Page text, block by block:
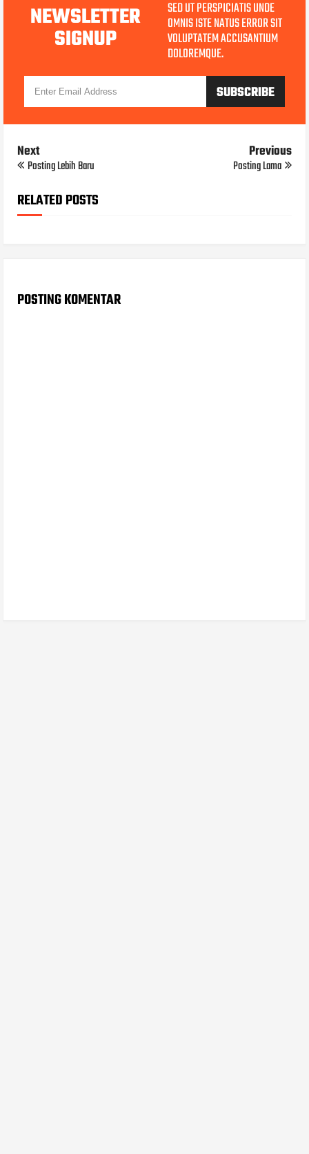
NEWSLETTER
SIGNUP
SED UT PERSPICIATIS UNDE
OMNIS ISTE NATUS ERROR SIT
VOLUPTATEM ACCUSANTIUM
DOLOREMQUE.
Next
Posting Lebih Baru
Previous
Posting Lama
RELATED POSTS
POSTING KOMENTAR